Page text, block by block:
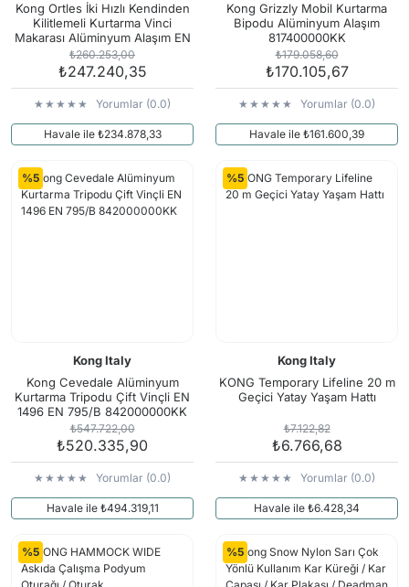
Kong Ortles İki Hızlı Kendinden
Kilitlemeli Kurtarma Vinci
Makarası Alüminyum Alaşım EN
1496/B 817000000KK
₺260.253,00
₺247.240,35
Yorumlar (0.0)
Havale ile ₺234.878,33
Kong Grizzly Mobil Kurtarma
Bipodu Alüminyum Alaşım
817400000KK
₺179.058,60
₺170.105,67
Yorumlar (0.0)
Havale ile ₺161.600,39
%5
Kong Italy
Kong Cevedale Alüminyum
Kurtarma Tripodu Çift Vinçli EN
1496 EN 795/B 842000000KK
₺547.722,00
₺520.335,90
Yorumlar (0.0)
Havale ile ₺494.319,11
%5
Kong Italy
KONG Temporary Lifeline 20 m
Geçici Yatay Yaşam Hattı
₺7.122,82
₺6.766,68
Yorumlar (0.0)
Havale ile ₺6.428,34
%5 %5